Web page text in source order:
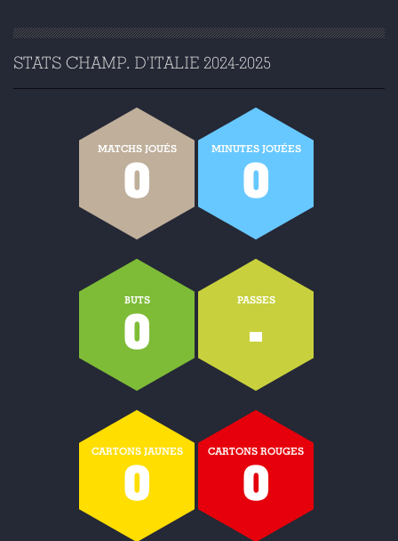
STATS CHAMP. D'ITALIE 2024-2025
MATCHS JOUÉS
0
MINUTES JOUÉES
0
BUTS
0
PASSES
-
CARTONS JAUNES
0
CARTONS ROUGES
0